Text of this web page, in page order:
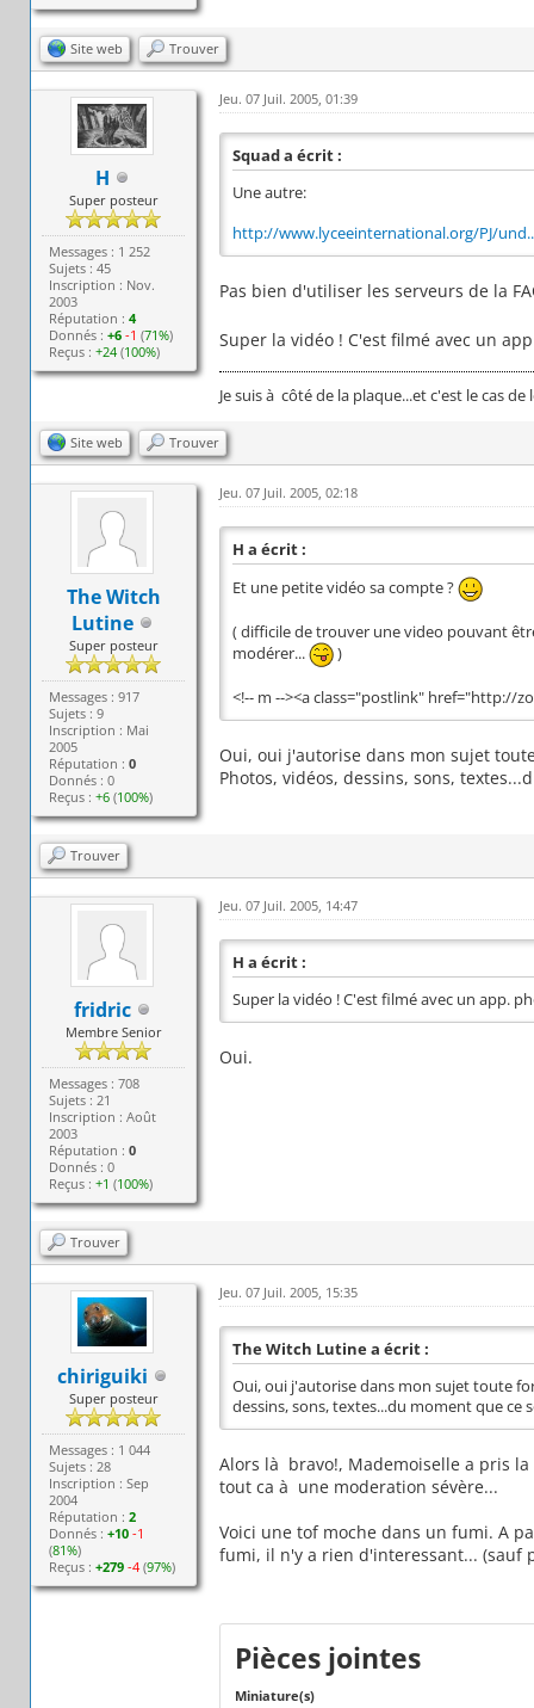
Site web Trouver
H
Super posteur
Messages : 1 252
Sujets : 45
Inscription : Nov.
2003
Réputation :4
Donnés :+6 -1 (71%)
Reçus :+24 (100%)
Jeu. 07 Juil. 2005, 01:39
Squad a écrit :
Une autre:
http://www.lyceeinternational.org/PJ/
Pas bien d'utiliser les serveurs de la
Super la vidéo ! C'est filmé avec un
Je suis à côté de la plaque...et c'est le cas de
Site web Trouver
The Witch
Lutine
Super posteur
Messages : 917
Sujets : 9
Inscription : Mai
2005
Réputation :0
Donnés : 0
Reçus :+6 (100%)
Jeu. 07 Juil. 2005, 02:18
H a écrit :
Et une petite vidéo sa compte ?
( difficile de trouver une video pouvant
modérer...
)
<!-- m --><a class="postlink" href="http://
Oui, oui j'autorise dans mon sujet
Photos, vidéos, dessins, sons,
Trouver
fridric
Membre Senior
Messages : 708
Sujets : 21
Inscription : Août
2003
Réputation :0
Donnés : 0
Reçus :+1 (100%)
Jeu. 07 Juil. 2005, 14:47
H a écrit :
Super la vidéo ! C'est filmé avec un app.
Oui.
Trouver
chiriguiki
Super posteur
Messages : 1 044
Sujets : 28
Inscription : Sep
2004
Réputation :2
Donnés :+10 -1
(81%)
Reçus :+279 -4 (97%)
Jeu. 07 Juil. 2005, 15:35
The Witch Lutine a écrit :
Oui, oui j'autorise dans mon sujet toute
dessins, sons, textes...du moment que ce
Alors là bravo!, Mademoiselle a pris
tout ca à une moderation sévère...
Voici une tof moche dans un fumi. A
fumi, il n'y a rien d'interessant... (sauf
Pièces jointes
Miniature(s)